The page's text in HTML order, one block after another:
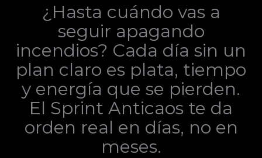
¿Hasta cuándo vas a
seguir apagando
incendios? Cada día sin un
plan claro es plata, tiempo
y energía que se pierden.
El Sprint Anticaos te da
orden real en días, no en
meses.